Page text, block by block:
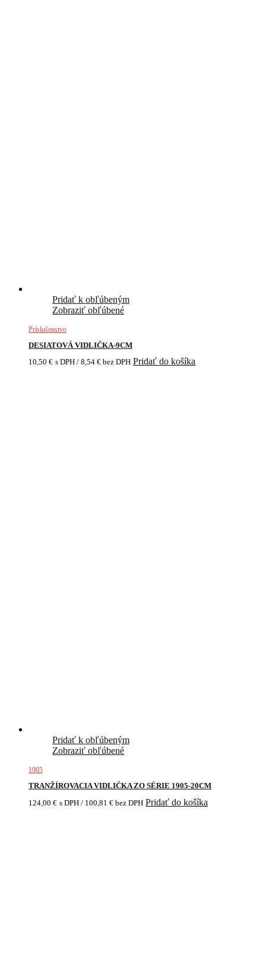
Pridať k obľúbeným
Zobraziť obľúbené
Príslušenstvo
DESIATOVÁ VIDLIČKA-9CM
10,50 € s DPH / 8,54 € bez DPH Pridať do košíka
Pridať k obľúbeným
Zobraziť obľúbené
1905
TRANŽÍROVACIA VIDLIČKA ZO SÉRIE 1905-20CM
124,00 € s DPH / 100,81 € bez DPH Pridať do košíka